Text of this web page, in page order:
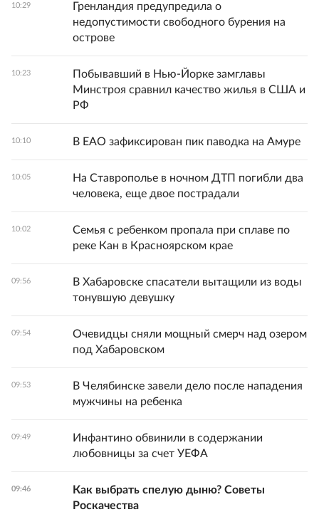
10:29
Гренландия предупредила о
недопустимости свободного бурения на
острове
10:23
Побывавший в Нью-Йорке замглавы
Минстроя сравнил качество жилья в США и
РФ
10:10 В ЕАО зафиксирован пик паводка на Амуре
10:05
На Ставрополье в ночном ДТП погибли два
человека, еще двое пострадали
10:02
Семья с ребенком пропала при сплаве по
реке Кан в Красноярском крае
09:56
В Хабаровске спасатели вытащили из воды
тонувшую девушку
09:54
Очевидцы сняли мощный смерч над озером
под Хабаровском
09:53
В Челябинске завели дело после нападения
мужчины на ребенка
09:49
Инфантино обвинили в содержании
любовницы за счет УЕФА
09:46
Как выбрать спелую дыню? Советы
Роскачества